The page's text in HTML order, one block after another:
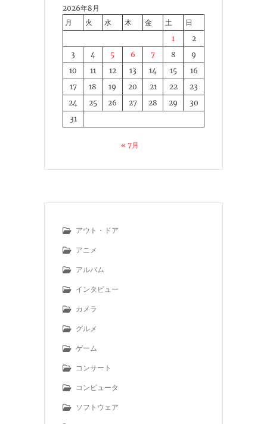
2026年8月
月
火 水 木 金 土
日
1
2
3
4 5 6 7 8
9
10
11 12 13 14 15
16
17
18 19 20 21 22
23
24
25 26 27 28 29
30
31
« 7月
アウト・ドア
アニメ
アルバム
インタビュー
カメラ
グルメ
ゲーム
コンサート
コンピュータ
ソフトウェア